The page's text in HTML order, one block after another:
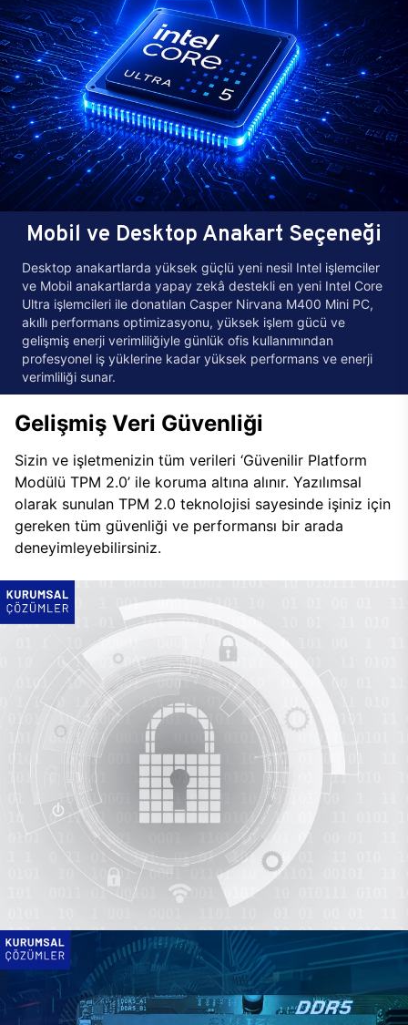
Mobil ve Desktop Anakart Seçeneği
Desktop anakartlarda yüksek güçlü yeni nesil Intel işlemciler
ve Mobil anakartlarda yapay zekâ destekli en yeni Intel Core
Ultra işlemcileri ile donatılan Casper Nirvana M400 Mini PC,
akıllı performans optimizasyonu, yüksek işlem gücü ve
gelişmiş enerji verimliliğiyle günlük ofis kullanımından
profesyonel iş yüklerine kadar yüksek performans ve enerji
verimliliği sunar.
Gelişmiş Veri Güvenliği
Sizin ve işletmenizin tüm verileri ‘Güvenilir Platform
Modülü TPM 2.0’ ile koruma altına alınır. Yazılımsal
olarak sunulan TPM 2.0 teknolojisi sayesinde işiniz için
gereken tüm güvenliği ve performansı bir arada
deneyimleyebilirsiniz.